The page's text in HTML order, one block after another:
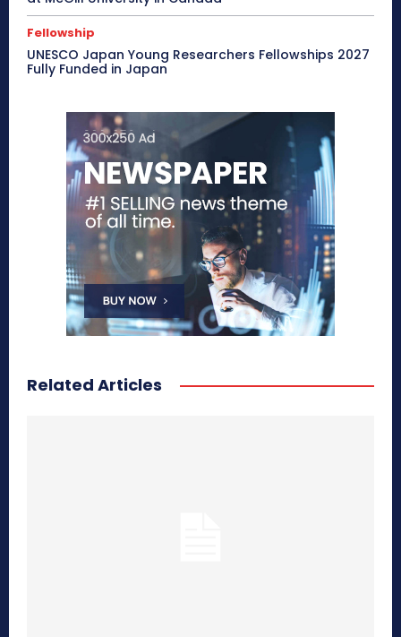
Fellowship
UNESCO Japan Young Researchers Fellowships 2027
Fully Funded in Japan
Related Articles